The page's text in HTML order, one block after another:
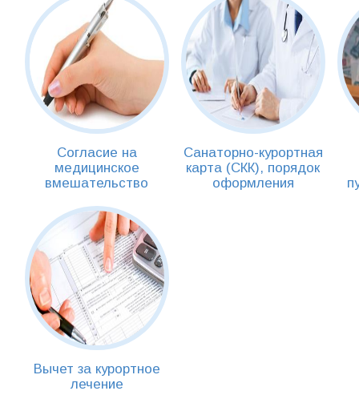
Cогласие на
медицинское
вмешательство
Санаторно-курортная
карта (СКК), порядок
оформления
Вычет за курортное
лечение